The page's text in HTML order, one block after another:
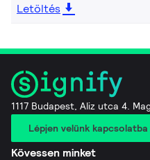
Letöltés
1117 Budapest, Aliz utca 4.
Lépjen velünk kapcsolatba
Kövessen minket